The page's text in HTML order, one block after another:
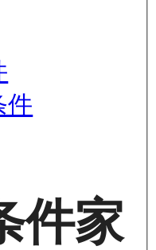
件
件家